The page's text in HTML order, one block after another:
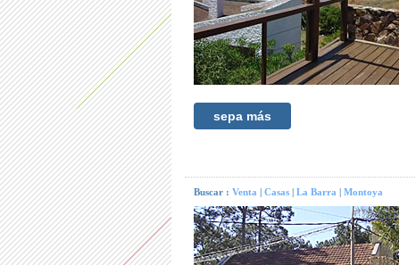
sepa más
Buscar : Venta Casas La Barra Montoya